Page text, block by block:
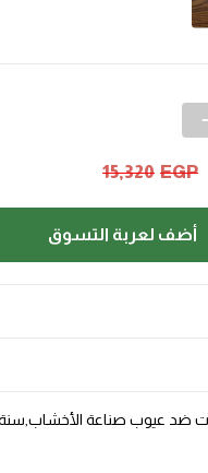
15,320 EGP
أضف لعربة التسوق
ضد عيوب صناعة الأخشاب,سنة